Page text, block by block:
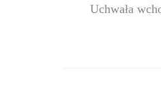
Uchwała